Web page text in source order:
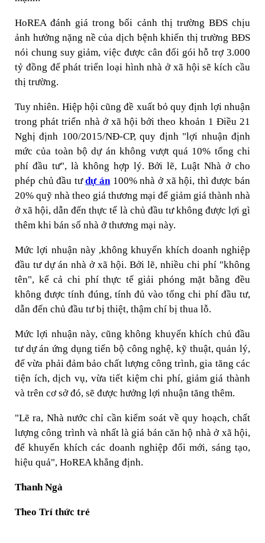
HoREA đánh giá trong bối cảnh thị trường BĐS chịu
ảnh hưởng nặng nề của dịch bệnh khiến thị trường BĐS
nói chung suy giảm, việc được cân đối gói hỗ trợ 3.000
tỷ đồng để phát triển loại hình nhà ở xã hội sẽ kích cầu
thị trường.
Tuy nhiên. Hiệp hội cũng đề xuất bỏ quy định lợi nhuận
trong phát triển nhà ở xã hội bởi theo khoản 1 Điều 21
Nghị định 100/2015/NĐ-CP, quy định "lợi nhuận định
mức của toàn bộ dự án không vượt quá 10% tổng chi
phí đầu tư", là không hợp lý. Bởi lẽ, Luật Nhà ở cho
phép chủ đầu tưdự án100% nhà ở xã hội, thì được bán
20% quỹ nhà theo giá thương mại để giảm giá thành nhà
ở xã hội, dẫn đến thực tế là chủ đầu tư không được lợi gì
thêm khi bán số nhà ở thương mại này.
Mức lợi nhuận này ,không khuyến khích doanh nghiệp
đầu tư dự án nhà ở xã hội. Bởi lẽ, nhiều chi phí "không
tên", kể cả chi phí thực tế giải phóng mặt bằng đều
không được tính đúng, tính đủ vào tổng chi phí đầu tư,
dẫn đến chủ đầu tư bị thiệt, thậm chí bị thua lỗ.
Mức lợi nhuận này, cũng không khuyến khích chủ đầu
tư dự án ứng dụng tiến bộ công nghệ, kỹ thuật, quản lý,
để vừa phải đảm bảo chất lượng công trình, gia tăng các
tiện ích, dịch vụ, vừa tiết kiệm chi phí, giảm giá thành
và trên cơ sở đó, sẽ được hưởng lợi nhuận tăng thêm.
"Lẽ ra, Nhà nước chỉ cần kiểm soát về quy hoạch, chất
lượng công trình và nhất là giá bán căn hộ nhà ở xã hội,
để khuyến khích các doanh nghiệp đổi mới, sáng tạo,
hiệu quả", HoREA khẳng định.
Thanh Ngà
Theo Trí thức trẻ